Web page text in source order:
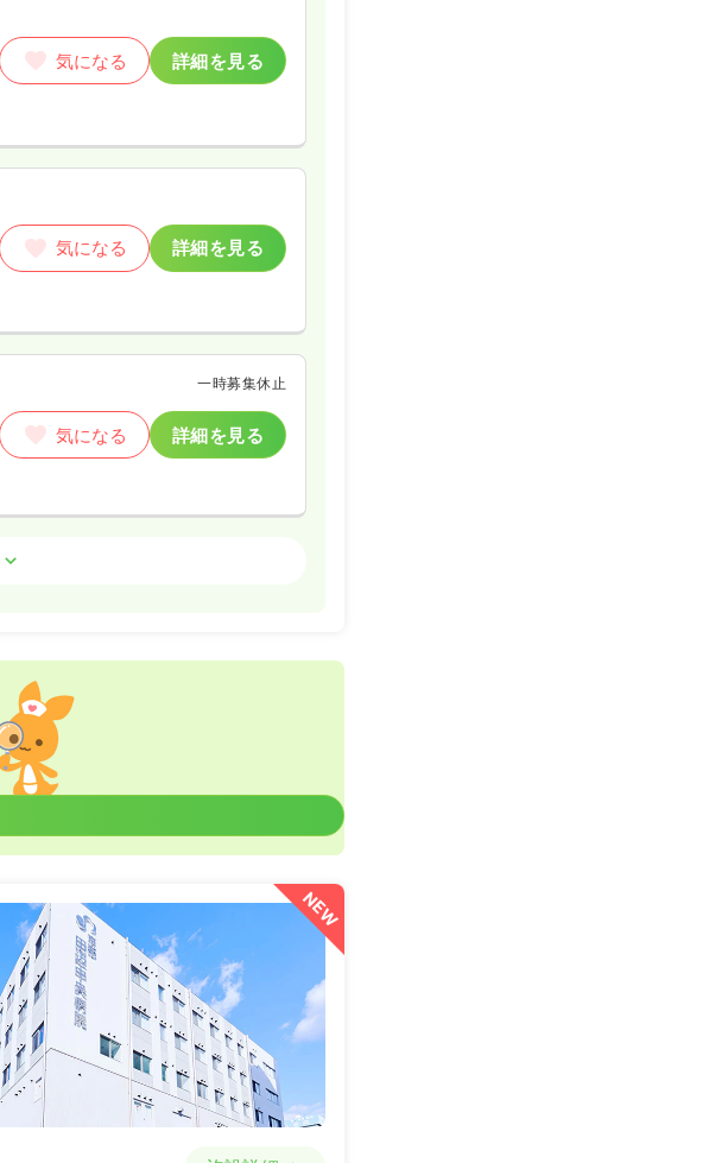
気になる 詳細を見る
気になる 詳細を見る
一時募集休止
気になる 詳細を見る
気になる 詳細を見る
一般病院
気になる 詳細を見る
一般病院
NEW